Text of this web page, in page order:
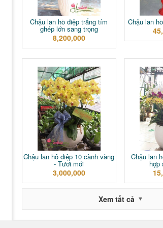
Chậu lan hồ điệp trắng tím
ghép lớn sang trọng
8,200,000
Chậu lan
Chậu lan hô điệp 10 cành vàng
- Tươi mới
3,000,000
Chậu lan
hợp
Xem tất cả